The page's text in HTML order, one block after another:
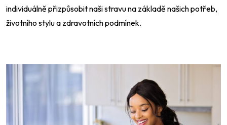
individuálně přizpůsobit naši stravu na základě našich potřeb,
životního stylu a zdravotních podmínek.